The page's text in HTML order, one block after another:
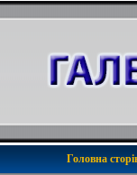
Головна